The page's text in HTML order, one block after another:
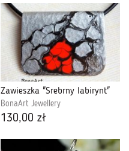
Zawieszka "Srebrny labirynt"
BonaArt Jewellery
130,00 zł